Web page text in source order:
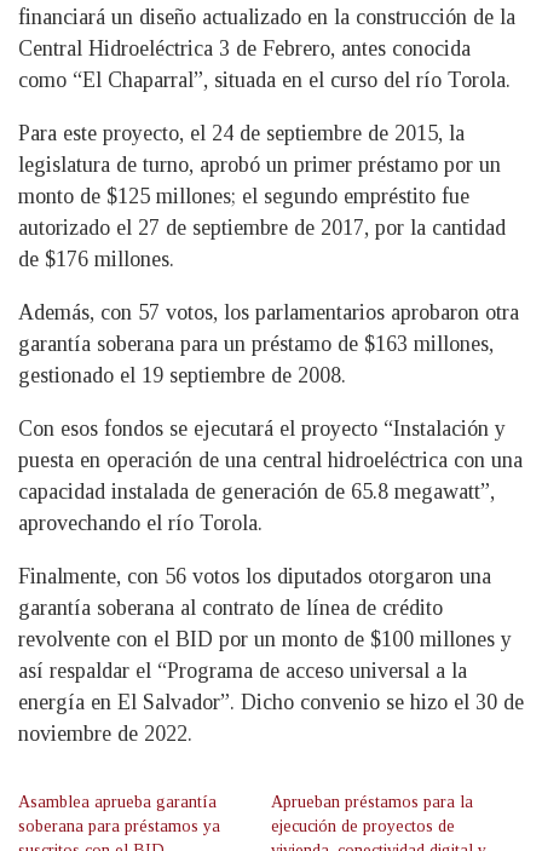
financiará un diseño actualizado en la construcción de la
Central Hidroeléctrica 3 de Febrero, antes conocida
como “El Chaparral”, situada en el curso del río Torola.
Para este proyecto, el 24 de septiembre de 2015, la
legislatura de turno, aprobó un primer préstamo por un
monto de $125 millones; el segundo empréstito fue
autorizado el 27 de septiembre de 2017, por la cantidad
de $176 millones.
Además, con 57 votos, los parlamentarios aprobaron otra
garantía soberana para un préstamo de $163 millones,
gestionado el 19 septiembre de 2008.
Con esos fondos se ejecutará el proyecto “Instalación y
puesta en operación de una central hidroeléctrica con una
capacidad instalada de generación de 65.8 megawatt”,
aprovechando el río Torola.
Finalmente, con 56 votos los diputados otorgaron una
garantía soberana al contrato de línea de crédito
revolvente con el BID por un monto de $100 millones y
así respaldar el “Programa de acceso universal a la
energía en El Salvador”. Dicho convenio se hizo el 30 de
noviembre de 2022.
Asamblea aprueba garantía
soberana para préstamos ya
Aprueban préstamos para la
ejecución de proyectos de